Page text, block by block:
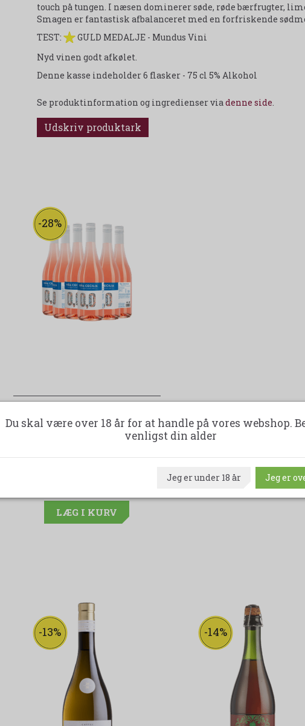
touch på tungen. I næsen dominerer søde, røde bærfrugter,
Smagen er fantastisk afbalanceret med en forfriskende
TEST:
GULD MEDALJE - Mundus Vini
Nyd vinen godt afkølet.
Denne kasse indeholder 6 flasker - 75 cl 5% Alkohol
Se produktinformation og ingredienser viadenne side.
Udskriv produktark
-28%
KASSEKØB 6 FLASKER
299,00DKK
LÆG I KURV
-13% -14%
Du skal være over 18 år for at handle på vores webshop.
venligst din alder
Jeg er under 18 år Jeg er